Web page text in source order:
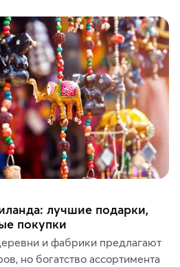
лучшие подарки,
покупки
и фабрики предлагают
но богатство ассортимента